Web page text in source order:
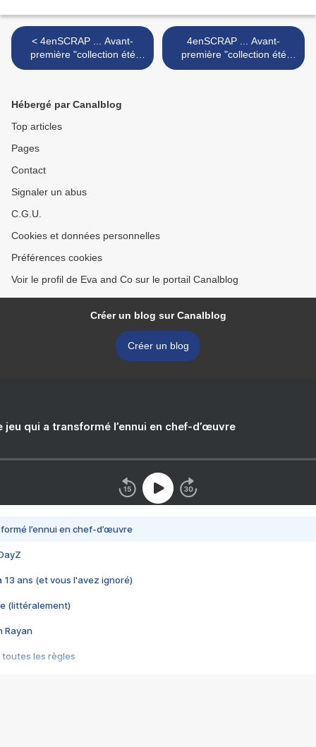
< 4enSCRAP ... Avant-
première "collection été
2019" ... Jour #1
4enSCRAP ... Avant-
première "collection été
2019" ... Jour #3 >
Hébergé par Canalblog
Top articles
Pages
Contact
Signaler un abus
C.G.U.
Cookies et données personnelles
Préférences cookies
Voir le profil de Eva and Co sur le portail Canalblog
Créer un blog sur Canalblog
Créer un blog
jeu qui a transformé l’ennui en chef-d’œuvre
l’ennui en chef-d’œuvre
13 ans (et vous l'avez ignoré)
(littéralement)
Rayan
toutes les règles